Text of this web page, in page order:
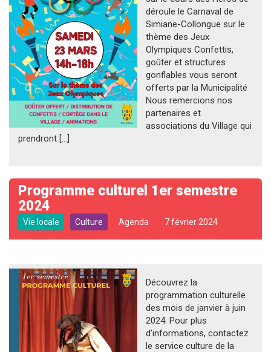
déroule le Carnaval de
Simiane-Collongue sur le
thème des Jeux
Olympiques Confettis,
goûter et structures
gonflables vous seront
offerts par la Municipalité
Nous remercions nos
partenaires et
associations du Village qui
prendront […]
Programme culturel 1er semestre
2024
Vie locale Culture Agenda 7 février 2024
Découvrez la
programmation culturelle
des mois de janvier à juin
2024. Pour plus
d’informations, contactez
le service culture de la